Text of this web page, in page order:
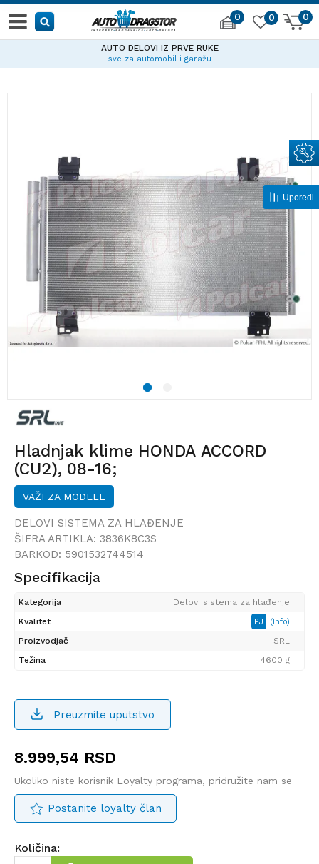
0 0
0
AUTO DELOVI IZ PRVE RUKE
sve za automobil i garažu
1
Hladnjak klime HONDA ACCORD
(CU2), 08-16;
VAŽI ZA MODELE
DELOVI SISTEMA ZA HLAĐENJE
ŠIFRA ARTIKLA: 3836K8C3S
BARKOD: 5901532744514
Specifikacija
Kategorija
Delovi sistema za hlađenje
Kvalitet
PJ (Info)
Proizvodjač
SRL
Težina
4600 g
Preuzmite uputstvo
8.999,54 RSD
Ukoliko niste korisnik Loyalty programa, pridružite nam se
Postanite loyalty član
Količina:
Uporedi